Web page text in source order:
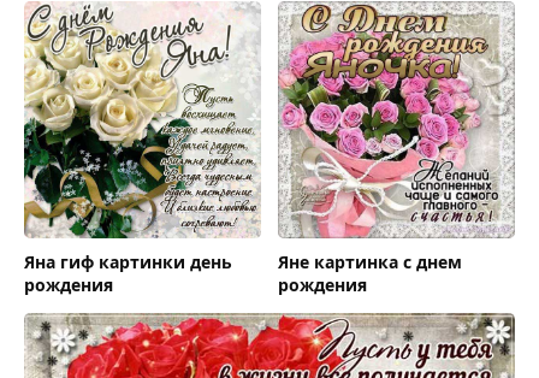
Яна гиф картинки день
рождения
Яне картинка с днем
рождения